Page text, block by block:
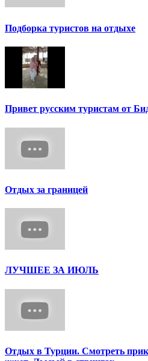
Подборка туристов на отдыхе
Привет русским туристам от
Отдых за границей
ЛУЧШЕЕ ЗА ИЮЛЬ
Отдых в Турции. Смотреть